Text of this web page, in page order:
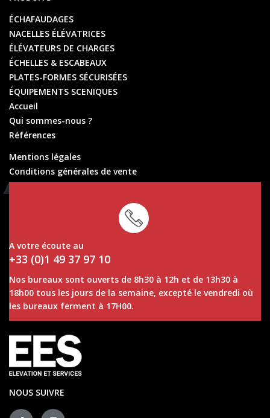
ÉCHAFAUDAGES
NACELLES ÉLÉVATRICES
ÉLÉVATEURS DE CHARGES
ÉCHELLES & ESCABEAUX
PLATES-FORMES SÉCURISÉES
ÉQUIPEMENTS SCENIQUES
Accueil
Qui sommes-nous ?
Références
Mentions légales
Conditions générales de vente
Conditions générales de location
A votre écoute au
+33 (0)1 49 37 97 10
Nos bureaux sont ouverts de 8h30 à 12h et de 13h30 à
18h00 tous les jours de la semaine, excepté le vendredi où
les bureaux ferment à 17H00.
NOUS SUIVRE